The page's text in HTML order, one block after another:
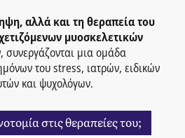
αλλά και τη θεραπεία του
μυοσκελετικών
, συνεργάζονται μια ομάδα
του stress, ιατρών, ειδικών
και ψυχολόγων.
στις θεραπείες του;